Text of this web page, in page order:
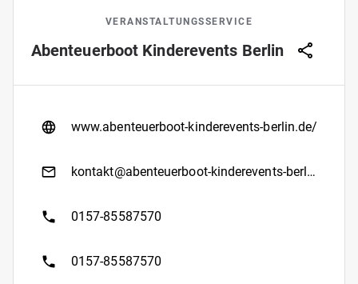
VERANSTALTUNGSSERVICE
Abenteuerboot Kinderevents Berlin
www.abenteuerboot-kinderevents-berlin.de/
kontakt@abenteuerboot-kinderevents-berlin.de
0157-85587570
0157-85587570